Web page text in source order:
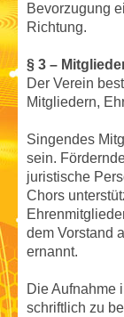
Bevorzugung
Richtung.
§ 3 –
Der Verein
Mitgliedern,
Singendes
sein.
juristische
Chors
dem Vorstand
ernannt.
Die Aufnahme
schriftlich zu